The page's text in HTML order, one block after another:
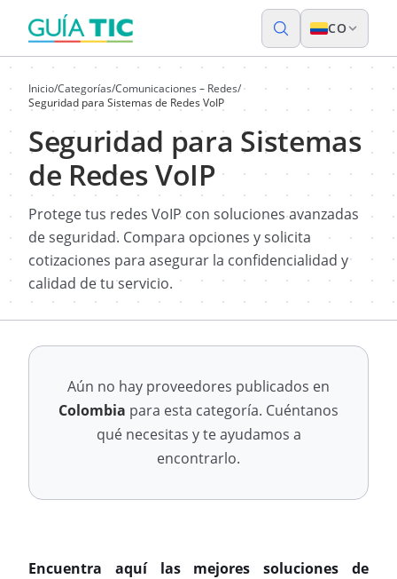
CO
Inicio/Categorías/Comunicaciones – Redes/
Seguridad para Sistemas de Redes VoIP
Seguridad para Sistemas
de Redes VoIP
Protege tus redes VoIP con soluciones avanzadas
de seguridad. Compara opciones y solicita
cotizaciones para asegurar la confidencialidad y
calidad de tu servicio.
Aún no hay proveedores publicados en
Colombia para esta categoría. Cuéntanos
qué necesitas y te ayudamos a
encontrarlo.
Encuentra aquí las mejores soluciones de